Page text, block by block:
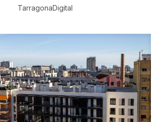
TarragonaDigital